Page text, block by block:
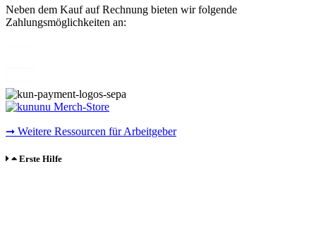
Neben dem Kauf auf Rechnung bieten wir folgende
Zahlungsmöglichkeiten an:
➞ Weitere Ressourcen für Arbeitgeber
Erste Hilfe